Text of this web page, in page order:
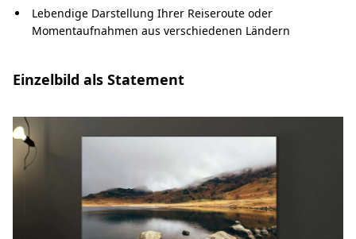
Lebendige Darstellung Ihrer Reiseroute oder
Momentaufnahmen aus verschiedenen Ländern
Einzelbild als Statement